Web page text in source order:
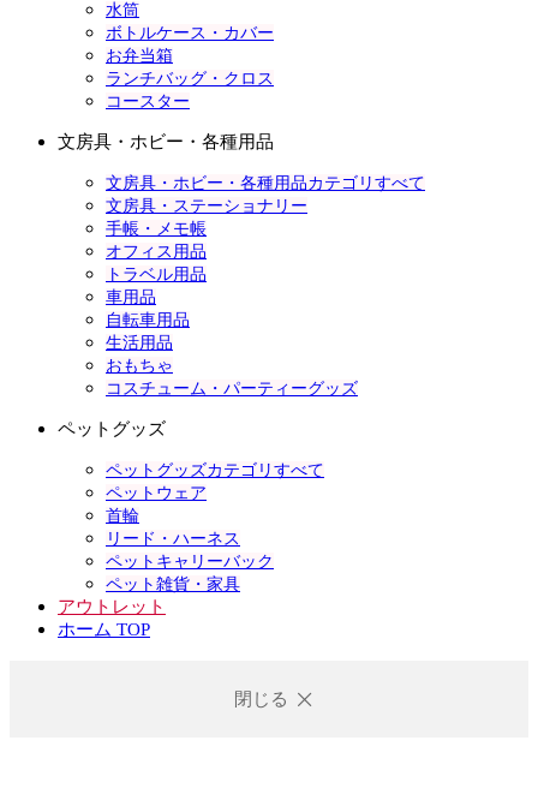
水筒
ボトルケース・カバー
お弁当箱
ランチバッグ・クロス
コースター
文房具・ホビー・各種用品
文房具・ホビー・各種用品カテゴリすべて
文房具・ステーショナリー
手帳・メモ帳
オフィス用品
トラベル用品
車用品
自転車用品
生活用品
おもちゃ
コスチューム・パーティーグッズ
ペットグッズ
ペットグッズカテゴリすべて
ペットウェア
首輪
リード・ハーネス
ペットキャリーバック
ペット雑貨・家具
アウトレット
ホーム TOP
閉じる